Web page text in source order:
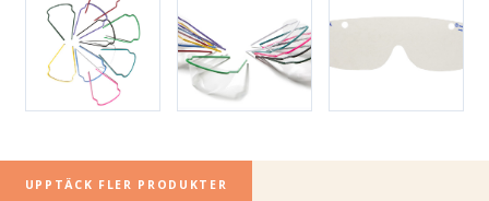
UPPTÄCK FLER PRODUKTER